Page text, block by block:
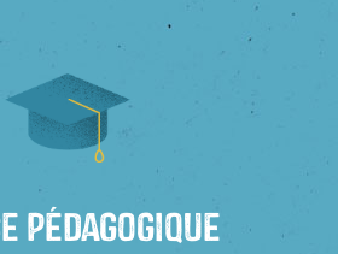
Pédagogique